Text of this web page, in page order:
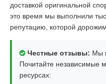
доставкой оригинальной
это время мы выполнили
репутацию, которой дорожим.
Честные отзывы: Мы
Почитайте независимые
ресурсах: